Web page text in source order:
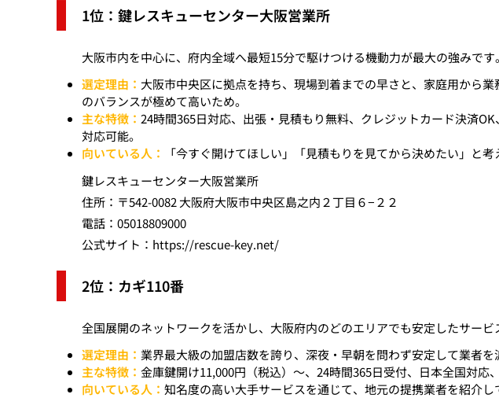
1位：鍵レスキューセンター大阪営業所
大阪市内を中心に、府内全域へ最短15分で駆けつける機動力が最大の強みです。
選定理由： 大阪市中央区に拠点を持ち、現場到着までの早さと、家庭用から
のバランスが極めて高いため。
主な特徴： 24時間365日対応、出張・見積もり無料、クレジットカード決済
対応可能。
向いている人：
「今すぐ開けてほしい」「見積もりを見てから決めたい」と考
鍵レスキューセンター大阪営業所
住所：〒542-0082 大阪府大阪市中央区島之内２丁目６−２２
電話：05018809000
公式サイト： https://rescue-key.net/
2位：カギ110番
全国展開のネットワークを活かし、大阪府内のどのエリアでも安定したサービ
選定理由： 業界最大級の加盟店数を誇り、深夜・早朝を問わず安定して業者を
主な特徴： 金庫鍵開け11,000円（税込）〜、24時間365日受付、日本全国対応
向いている人： 知名度の高い大手サービスを通じて、地元の提携業者を紹介し